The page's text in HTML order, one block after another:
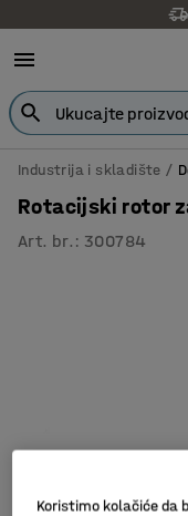
Industrija i skladište
Rotacijski rotor
Art. br. : 300784
Koristimo kolačiće da